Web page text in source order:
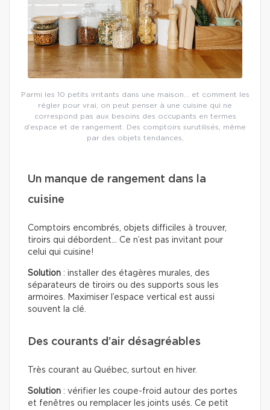
Parmi les 10 petits irritants dans une maison… et comment les
régler pour vrai, on peut penser à une cuisine qui ne
correspond pas aux besoins des occupants en termes
d’espace et de rangement. Des comptoirs surutilisés, même
par des objets tendances,
Un manque de rangement dans la
cuisine
Comptoirs encombrés, objets difficiles à trouver,
tiroirs qui débordent… Ce n’est pas invitant pour
celui qui cuisine!
Solution : installer des étagères murales, des
séparateurs de tiroirs ou des supports sous les
armoires. Maximiser l’espace vertical est aussi
souvent la clé.
Des courants d’air désagréables
Très courant au Québec, surtout en hiver.
Solution : vérifier les coupe-froid autour des portes
et fenêtres ou remplacer les joints usés. Ce petit